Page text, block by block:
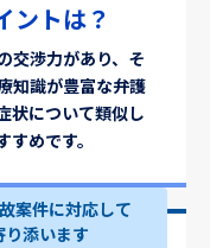
ントは？
交渉力があり、そ
知識が豊富な弁護
状について類似し
めです。
案件に対応して
添います